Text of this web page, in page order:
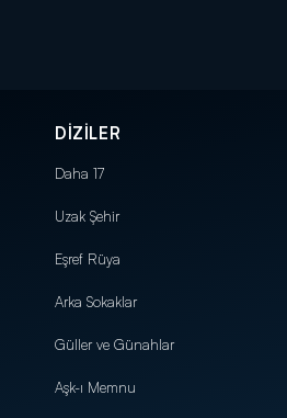
DİZİLER
Daha 17
Uzak Şehir
Eşref Rüya
Arka Sokaklar
Güller ve Günahlar
Aşk-ı Memnu